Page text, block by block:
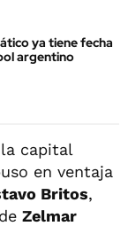
ya tiene fecha
argentino
capital
en ventaja
Britos,
Zelmar